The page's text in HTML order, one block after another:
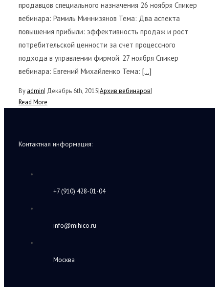
продавцов специального назначения 26 ноября Спикер
вебинара: Рамиль Миннизянов Тема: Два аспекта
повышения прибыли: эффективность продаж и рост
потребительской ценности за счет процессного
подхода в управлении фирмой. 27 ноября Спикер
вебинара: Евгений Михайленко Тема: [...]
By admin| Декабрь 6th, 2015|Архив вебинаров|
Read More
Контактная информация:
+7 (910) 428-01-04
info@mihico.ru
Москва